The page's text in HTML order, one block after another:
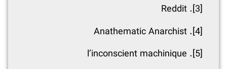
[3]
. Reddit
[4]
. Anathematic Anarchist
[5]
. l’inconscient machinique